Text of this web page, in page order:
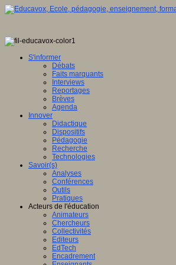
S'informer
Débats
Faits marquants
Interviews
Reportages
Brèves
Agenda
Innover
Didactique
Dispositifs
Pédagogie
Recherche
Technologies
Savoir(s)
Analyses
Conférences
Outils
Pratiques
Acteurs de l'éducation
Animateurs
Chercheurs
Collectivités
Editeurs
EdTech
Encadrement